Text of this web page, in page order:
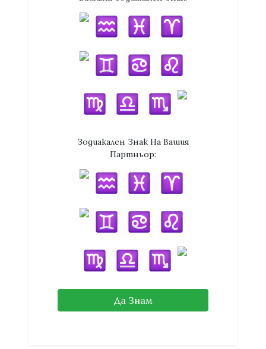
Зодиакален Знак На Вашия
Партньор:
Да Знам